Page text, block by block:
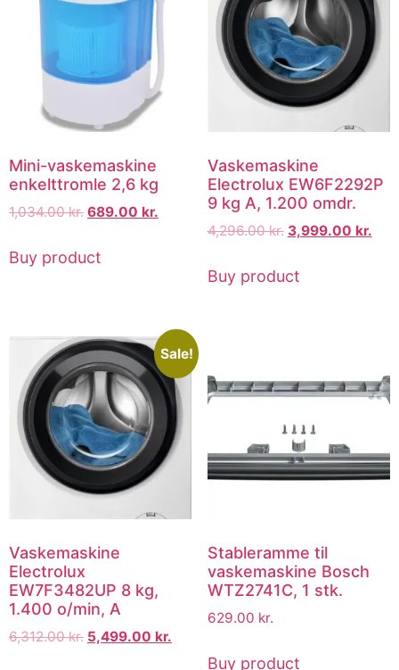
Mini-vaskemaskine
enkelttromle 2,6 kg
1,034.00kr. 689.00 kr.
Buy product
Vaskemaskine
Electrolux EW6F2292P
9 kg A, 1.200 omdr.
4,296.00kr. 3,999.00 kr.
Buy product
Sale!
Vaskemaskine
Electrolux
EW7F3482UP 8 kg,
1.400 o/min, A
6,312.00kr. 5,499.00 kr.
Stableramme til
vaskemaskine Bosch
WTZ2741C, 1 stk.
629.00 kr.
Buy product